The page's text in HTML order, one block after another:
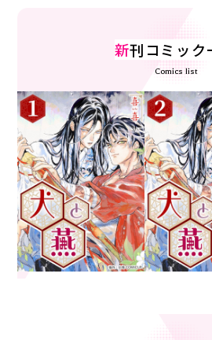
新刊コミック
Comics list